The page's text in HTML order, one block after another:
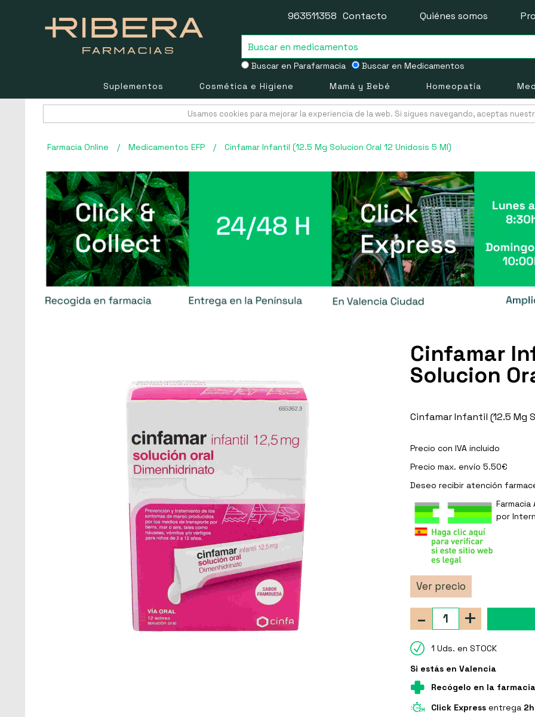
Buscar en Parafarmacia Buscar en Medicamentos
963511358 Contacto Quiénes somos
Suplementos Cosmética e Higiene Mamá y Bebé Homeopatía
Usamos cookies para mejorar la experiencia de la web. Si sigues navegando, aceptas
Farmacia Online / Medicamentos EFP / Cinfamar Infantil (12.5 Mg Solucion Oral 12 Unidosis 5 Ml)
Cinfamar
Solucion
Cinfamar Infantil (12.5 Mg
Precio con IVA incluido
Precio max. envío 5.50€
Deseo recibir atención
por
Ver precio
+
-
1 Uds. en STOCK
Si estás en Valencia
Recógelo en la farmacia
Click Express entrega 2h